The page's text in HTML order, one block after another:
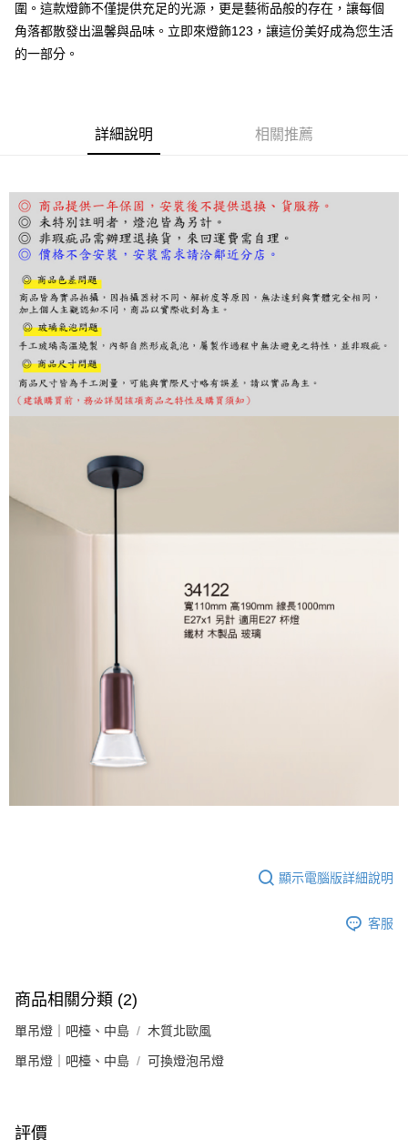
全盈+PAY
AFTEE先享後付
【「AFTEE先享後付」結帳流程】
１．於結帳方式選擇「AFTEE先享後付」後，將跳轉至「AFTEE先享後付」
結帳頁面，進行簡訊認證並確認金額後，即可完成結帳。
２．訂單成立數日內，您將收到繳費通知簡訊。
３．收到繳費通知簡訊後14天內，點擊此簡訊中的連結，可透過四大超商／
ATM／網路銀行／等多元方式進行付款，方視為交易完成。
※ 請注意：結帳手續完成當下不需立刻繳費，但若您需要取消訂單，請聯絡
購買商品的店家。未經商家同意取消之訂單仍視為有效，需透過AFTEE先享
後付繳納相關費用。
※ 交易是否成功請以「AFTEE先享後付 」之結帳頁面顯示為準，若有關於
是否繳費成功／繳費後需取消欲退款等相關疑問，請聯繫「AFTEE先享後付
客戶支援中心」
https://netprotections.freshdesk.com/support/home
易，需依本服務之必要範圍內提供個人資料，並將交易相關給付款項請求債
權轉讓予恩沛科技股份有限公司。
２．關於個人資料處理事宜，請瀏覽以下網址：
https://aftee.tw/terms/#terms3
３．未成年的使用者請事先徵得法定代理人或監護人之同意方可使用
時審查核予不同之上限額度；若仍有額度不足之情形，本公司將視審查結果
５．嚴禁一人註冊多個帳號或使用他人資訊註冊。若發現惡意使用之情形，
恩沛科技股份有限公司將有權停止該用戶之使用額度並採取法律行動。
每筆NT$180，滿NT$5,000(含以上)免運費
圍。這款燈飾不僅提供充足的光源，更是藝術品般的存在，讓每個
角落都散發出溫馨與品味。立即來燈飾123，讓這份美好成為您生活
的一部分。
詳細說明 相關推薦
顯示電腦版詳細說明
客服
商品相關分類 (2)
單吊燈｜吧檯、中島 木質北歐風
單吊燈｜吧檯、中島 可換燈泡吊燈
評價